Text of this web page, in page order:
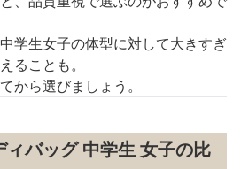
中学生女子の体型に対して大きすぎ
ることも。
から選びましょう。
バッグ 中学生 女子の比